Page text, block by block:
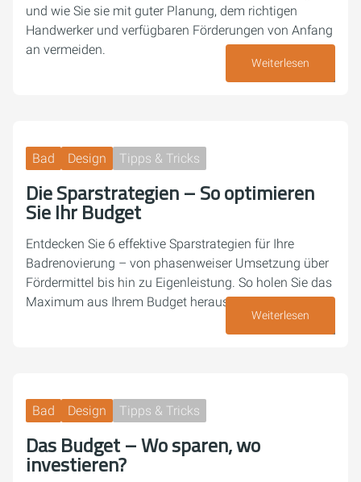
und wie Sie sie mit guter Planung, dem richtigen
Handwerker und verfügbaren Förderungen von Anfang
an vermeiden.
Weiterlesen
Bad Design Tipps & Tricks
Die Sparstrategien – So optimieren
Sie Ihr Budget
Entdecken Sie 6 effektive Sparstrategien für Ihre
Badrenovierung – von phasenweiser Umsetzung über
Fördermittel bis hin zu Eigenleistung. So holen Sie das
Maximum aus Ihrem Budget heraus.
Weiterlesen
Bad Design Tipps & Tricks
Das Budget – Wo sparen, wo
investieren?